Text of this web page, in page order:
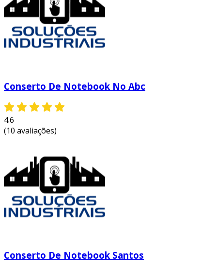
apenas uma questão de aparência, mas sim de
garantir sua eficiência e segurança. a atenção a
esses detalhes pode prevenir muitas dores de
cabeça no futuro.
Conserto De Notebook No Abc
4.6
(10 avaliações)
Conserto De Notebook Santos